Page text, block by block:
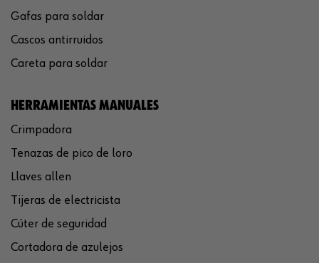
Gafas para soldar
Cascos antirruidos
Careta para soldar
HERRAMIENTAS MANUALES
Crimpadora
Tenazas de pico de loro
Llaves allen
Tijeras de electricista
Cúter de seguridad
Cortadora de azulejos